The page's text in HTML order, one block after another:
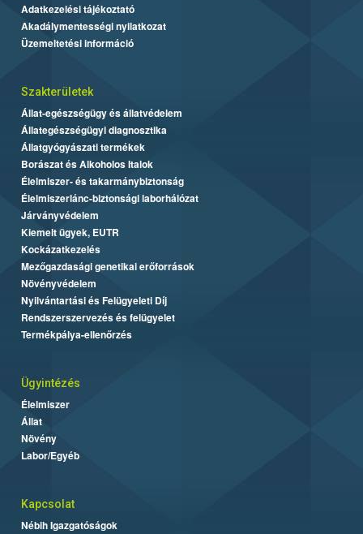
Adatkezelési tájékoztató
Akadálymentességi nyilatkozat
Üzemeltetési információ
Szakterületek
Állat-egészségügy és állatvédelem
Állategészségügyi diagnosztika
Állatgyógyászati termékek
Borászat és Alkoholos Italok
Élelmiszer- és takarmánybiztonság
Élelmiszerlánc-biztonsági laborhálózat
Járványvédelem
Kiemelt ügyek, EUTR
Kockázatkezelés
Mezőgazdasági genetikai erőforrások
Növényvédelem
Nyilvántartási és Felügyeleti Díj
Rendszerszervezés és felügyelet
Termékpálya-ellenőrzés
Ügyintézés
Élelmiszer
Állat
Növény
Labor/Egyéb
Kapcsolat
Nébih Igazgatóságok